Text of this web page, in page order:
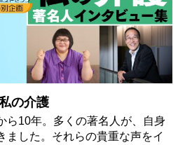
の介護
ら10年。多くの著名人が、自身
ました。それらの貴重な声をイ